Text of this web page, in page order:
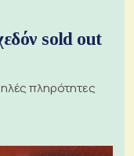
sold out
πληρότητες